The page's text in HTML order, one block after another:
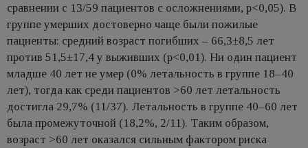
сравнении с 13/59 пациентов с осложнениями, p<0,05). В
группе умерших достоверно чаще были пожилые
пациенты: средний возраст погибших – 66,3±8,5 лет
против 51,5±17,4 у выживших (p<0,01). Ни один пациент
младше 40 лет не умер (0% летальность в группе 18–40
лет), тогда как среди пациентов >60 лет летальность
достигла 29,7% (11/37). Летальность в группе 40–60 лет
была промежуточной (18,2%, 2/11). Таким образом,
возраст >60 лет оказался сильным фактором риска